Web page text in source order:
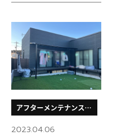
アフターメンテナンスブ
2023.04.06